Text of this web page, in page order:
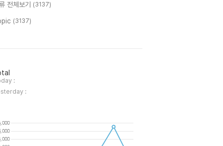
전체보기 (3137)
(3137)
:
: